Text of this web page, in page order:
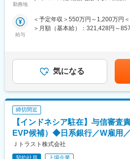
【投融資部】
・投資方針、戦略の立案（売買金
件審査
【財務企画部】
・アセットアロケーション、収支計
※適性やご希望に応じて、他部署へ
多角的なキャリア形成も可能です
【ご入社後のフォロー体制や福利厚
チーム内での人財育成や、上司との
入社後は、ジョブローテーション
ト・ミドル・フロント業務）によ
■具体的な業務内容例
（1）フロント業務
・アレンジャーや金融機関と連携
件等の策定、提案書等作成）
・賃借人（航空会社等）に対する提
（2）ミドル業務
・投資家向け販売資料・契約書、損
分配等の計算シート等の作成
・匿名組合等のファンド組成、期中
（3）クレジット業務
勤務地
びアイルランド子会社
給与
＜予定年収＞550万円～1,200万円
＞月額（基本給）：321,428円～
気になる
締切間近
【インドネシア駐在】与信審査
EVP候補）◆日系銀行／W雇用
Ｊトラスト株式会社
契約社員 上場企業